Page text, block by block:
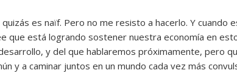
es naïf. Pero no me resisto a hacerlo. Y
que está logrando sostener nuestra economía en
y del que hablaremos próximamente, pero
y a caminar juntos en un mundo cada vez más